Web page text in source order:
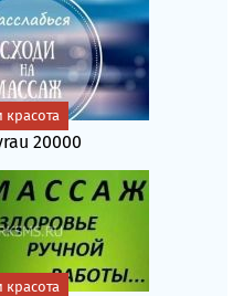
20000
красота
красота